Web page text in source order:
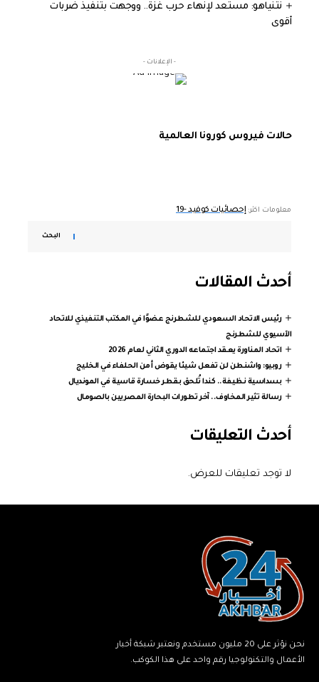
نتنياهو: مستعد لإنهاء حرب غزة.. ووجهت بتنفيذ ضربات
أقوى
- الإعلانات -
حالات فيروس كورونا العالمية
معلومات اكثر: إحصائيات كوفيد -19
البحث
أحدث المقالات
رئيس الاتحاد السعودي للشطرنج عضوًا في المكتب التنفيذي للاتحاد
الآسيوي للشطرنج
اتحاد المناورة يعقد اجتماعه الدوري الثاني لعام 2026
روبيو: واشنطن لن تفعل شيئا يقوض أمن الحلفاء في الخليج
بسداسية نظيفة.. كندا تُلحق بقطر خسارة قاسية في المونديال
رسالة تثير المخاوف.. آخر تطورات البحارة المصريين بالصومال
أحدث التعليقات
لا توجد تعليقات للعرض.
نحن نؤثر على 20 مليون مستخدم ونعتبر شبكة أخبار
الأعمال والتكنولوجيا رقم واحد على هذا الكوكب.